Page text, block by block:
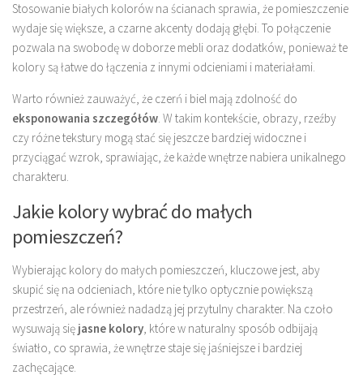
Stosowanie białych kolorów na ścianach sprawia, że pomieszczenie
wydaje się większe, a czarne akcenty dodają głębi. To połączenie
pozwala na swobodę w doborze mebli oraz dodatków, ponieważ te
kolory są łatwe do łączenia z innymi odcieniami i materiałami.
Warto również zauważyć, że czerń i biel mają zdolność do
eksponowania szczegółów. W takim kontekście, obrazy, rzeźby
czy różne tekstury mogą stać się jeszcze bardziej widoczne i
przyciągać wzrok, sprawiając, że każde wnętrze nabiera unikalnego
charakteru.
Jakie kolory wybrać do małych
pomieszczeń?
Wybierając kolory do małych pomieszczeń, kluczowe jest, aby
skupić się na odcieniach, które nie tylko optycznie powiększą
przestrzeń, ale również nadadzą jej przytulny charakter. Na czoło
wysuwają się jasne kolory, które w naturalny sposób odbijają
światło, co sprawia, że wnętrze staje się jaśniejsze i bardziej
zachęcające.